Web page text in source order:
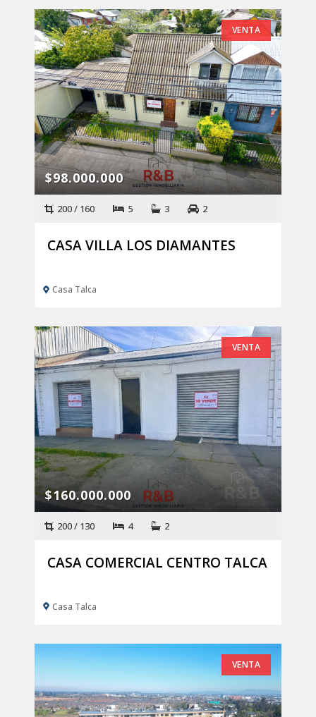
VENTA
$98.000.000
200 / 160 5 3 2
CASA VILLA LOS DIAMANTES
Casa Talca
VENTA
$160.000.000
200 / 130 4 2
CASA COMERCIAL CENTRO TALCA
Casa Talca
VENTA